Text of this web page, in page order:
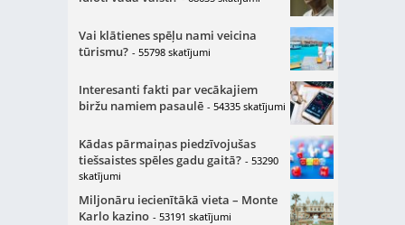
Vai klātienes spēļu nami veicina
tūrismu? - 55798 skatījumi
Interesanti fakti par vecākajiem
biržu namiem pasaulē - 54335 skatījumi
Kādas pārmaiņas piedzīvojušas
tiešsaistes spēles gadu gaitā? - 53290
skatījumi
Miljonāru iecienītākā vieta – Monte
Karlo kazino - 53191 skatījumi